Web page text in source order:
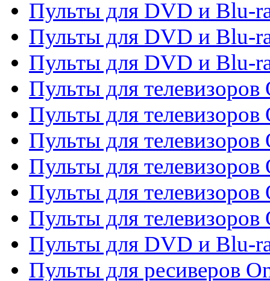
Пульты для DVD и Blu-
Пульты для DVD и Blu-
Пульты для DVD и Blu-
Пульты для телевизоров
Пульты для телевизоров
Пульты для телевизоров
Пульты для телевизоров
Пульты для телевизоров
Пульты для телевизоров
Пульты для DVD и Blu-
Пульты для ресиверов